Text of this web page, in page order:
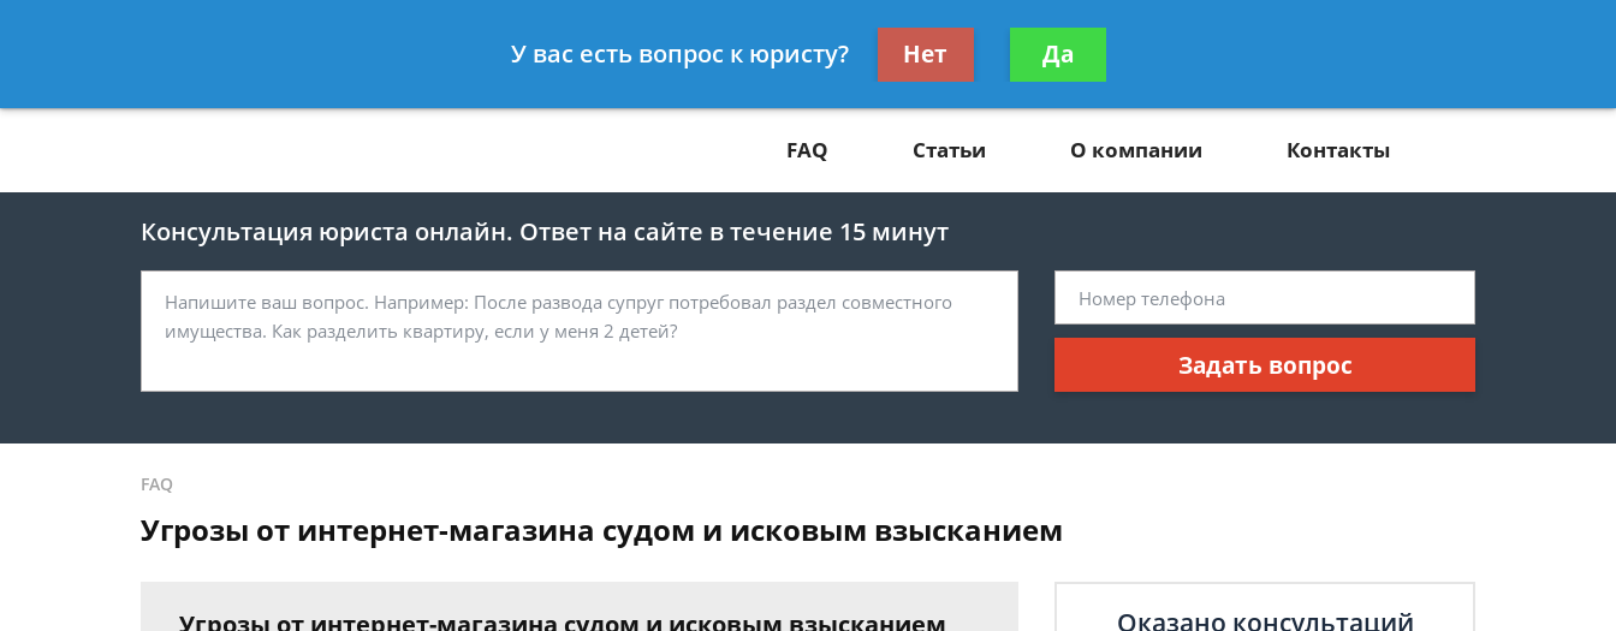
8 812 425-67-81
Получите консультацию
бесплатно
FAQ Статьи О компании Контакты
Консультация юриста онлайн. Ответ на сайте в течение 15 минут
Задать вопрос
FAQ
Угрозы от интернет-магазина судом и исковым взысканием
Угрозы от интернет-магазина судом и исковым взысканием Оказано консультаций
У вас есть вопрос к юристу? Нет Да